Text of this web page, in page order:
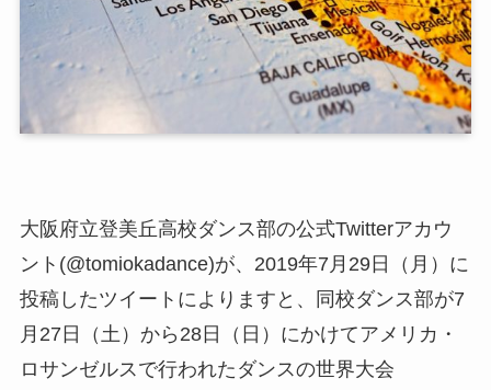
大阪府立登美丘高校ダンス部の公式Twitterアカウ
ント(@tomiokadance)が、2019年7月29日（月）に
投稿したツイートによりますと、同校ダンス部が7
月27日（土）から28日（日）にかけてアメリカ・
ロサンゼルスで行われたダンスの世界大会